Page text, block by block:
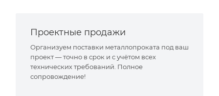
Проектные продажи
Организуем поставки металлопроката под ваш
проект — точно в срок и с учётом всех
технических требований. Полное
сопровождение!